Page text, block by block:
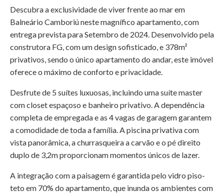
Descubra a exclusividade de viver frente ao mar em
Balneário Camboriú neste magnífico apartamento, com
entrega prevista para Setembro de 2024. Desenvolvido pela
construtora FG, com um design sofisticado, e 378m²
privativos, sendo o único apartamento do andar, este imóvel
oferece o máximo de conforto e privacidade.
Desfrute de 5 suítes luxuosas, incluindo uma suíte master
com closet espaçoso e banheiro privativo. A dependência
completa de empregada e as 4 vagas de garagem garantem
a comodidade de toda a família. A piscina privativa com
vista panorâmica, a churrasqueira a carvão e o pé direito
duplo de 3,2m proporcionam momentos únicos de lazer.
A integração com a paisagem é garantida pelo vidro piso-
teto em 70% do apartamento, que inunda os ambientes com